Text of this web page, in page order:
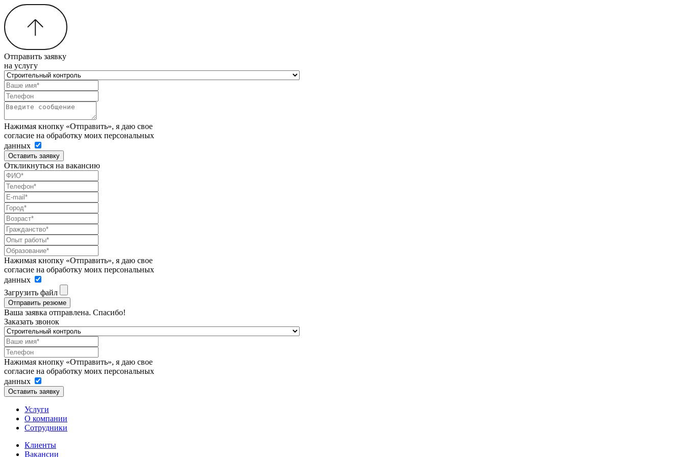
Отправить заявку
на услугу
Нажимая кнопку «Отправить», я даю свое
согласие на обработку моих персональных
данных
Оставить заявку
Откликнуться на вакансию
Нажимая кнопку «Отправить», я даю свое
согласие на обработку моих персональных
данных
Загрузить файл
Отправить резюме
Ваша заявка отправлена. Спасибо!
Заказать звонок
Нажимая кнопку «Отправить», я даю свое
согласие на обработку моих персональных
данных
Оставить заявку
Услуги
О компании
Сотрудники
Клиенты
Вакансии